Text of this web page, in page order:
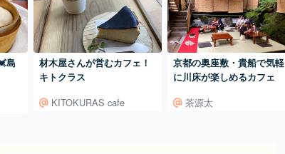
島
材木屋さんが営むカフェ！
キトクラス
KITOKURAS cafe
京都の奥座敷・貴船で気軽
に川床が楽しめるカフェ
茶源太